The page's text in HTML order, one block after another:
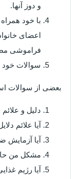
و دوز آنها.
با خود
اعضای
فراموشی
سوالات خود
بعضی از سوالات
دلیل و
آیا علائم
آیا
مشکل من
آیا رژیم